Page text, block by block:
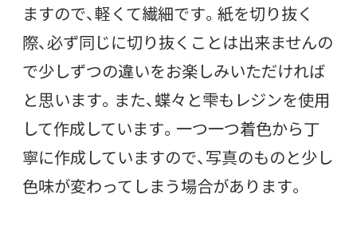
ますので、軽くて繊細です。紙を切り抜く
際、必ず同じに切り抜くことは出来ませんの
で少しずつの違いをお楽しみいただければ
と思います。また、蝶々と雫もレジンを使用
して作成しています。一つ一つ着色から丁
寧に作成していますので、写真のものと少し
色味が変わってしまう場合があります。